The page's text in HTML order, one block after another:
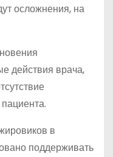
осложнения, на
действия врача,
в
поддерживать